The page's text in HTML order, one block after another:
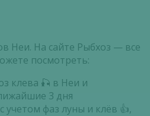
Неи. На сайте Рыбхоз — все
посмотреть:
клева 🎣 в Неи и
3 дня
учетом фаз луны и клёв 👍,